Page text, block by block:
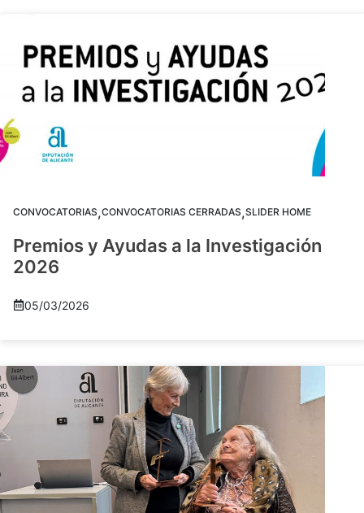
CONVOCATORIAS,CONVOCATORIAS CERRADAS,SLIDER HOME
Premios y Ayudas a la Investigación
2026
05/03/2026